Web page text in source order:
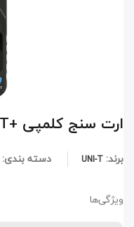
ارت سنج کلمپی +UT278A UNI-T
برند: UNI-T دسته بندی:
ویژگی‌ها